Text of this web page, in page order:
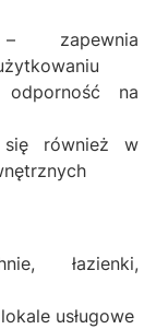
na
również w
łazienki,
usługowe